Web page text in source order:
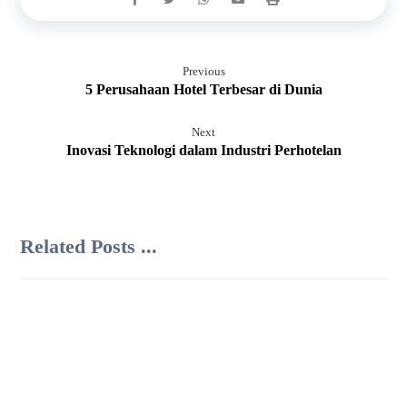
Previous
5 Perusahaan Hotel Terbesar di Dunia
Next
Inovasi Teknologi dalam Industri Perhotelan
Related Posts ...